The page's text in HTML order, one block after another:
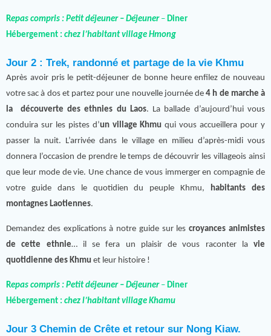
Repas compris : Petit déjeuner – Déjeuner– Diner
Hébergement : chez l’habitant village Hmong
Jour 2 : Trek, randonné et partage de la vie Khmu
Après avoir pris le petit-déjeuner de bonne heure enfilez de nouveau
votre sac à dos et partez pour une nouvelle journée de4 h de marche à
la découverte des ethnies du Laos. La ballade d’aujourd’hui vous
conduira sur les pistes d’un village Khmu qui vous accueillera pour y
passer la nuit. L’arrivée dans le village en milieu d’après-midi vous
donnera l’occasion de prendre le temps de découvrir les villageois ainsi
que leur mode de vie. Une chance de vous immerger en compagnie de
votre guide dans le quotidien du peuple Khmu,
habitants des
montagnes Laotiennes.
Demandez des explications à notre guide sur lescroyances animistes
de cette ethnie… il se fera un plaisir de vous raconter la vie
quotidienne des Khmu et leur histoire !
Repas compris : Petit déjeuner – Déjeuner– Diner
Hébergement : chez l’habitant village Khamu
Jour 3 Chemin de Crête et retour sur Nong Kiaw.